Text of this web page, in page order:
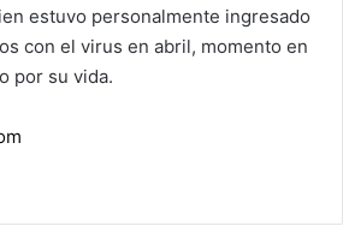
estuvo personalmente ingresado
con el virus en abril, momento en
por su vida.